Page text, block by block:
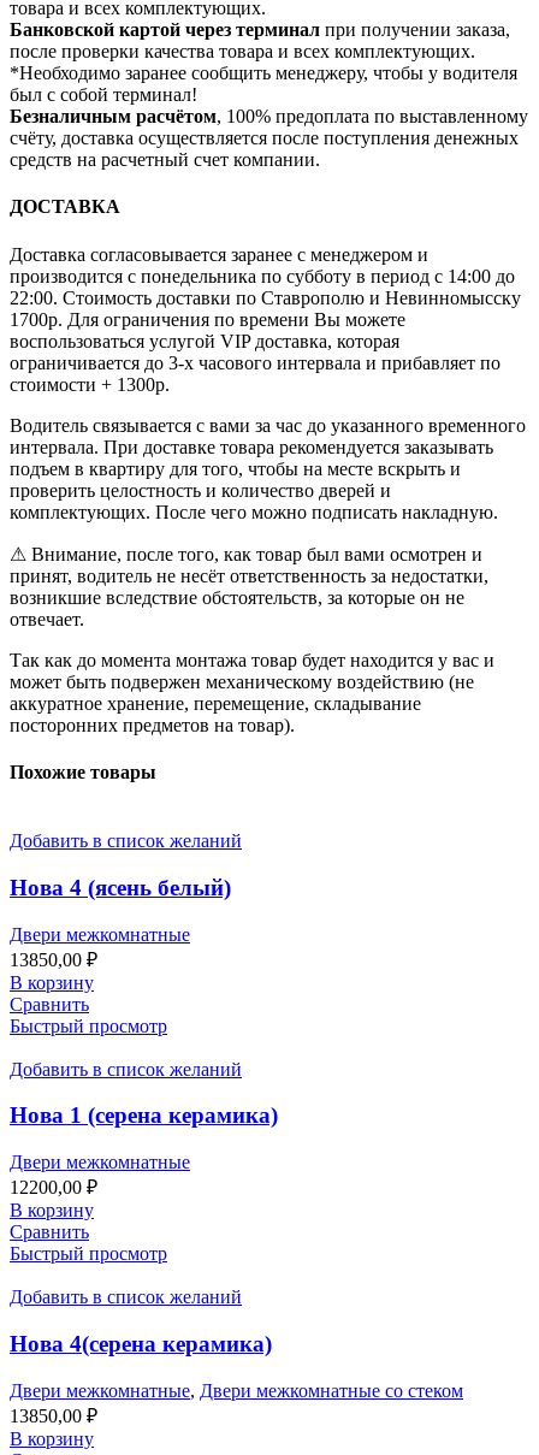
товара и всех комплектующих.
Банковской картой через терминал при получении заказа,
после проверки качества товара и всех комплектующих.
*Необходимо заранее сообщить менеджеру, чтобы у водителя
был с собой терминал!
Безналичным расчётом, 100% предоплата по выставленному
счёту, доставка осуществляется после поступления денежных
средств на расчетный счет компании.
ДОСТАВКА
Доставка согласовывается заранее с менеджером и
производится с понедельника по субботу в период с 14:00 до
22:00. Стоимость доставки по Ставрополю и Невинномысску
1700р. Для ограничения по времени Вы можете
воспользоваться услугой VIP доставка, которая
ограничивается до 3-х часового интервала и прибавляет по
стоимости + 1300р.
Водитель связывается с вами за час до указанного временного
интервала. При доставке товара рекомендуется заказывать
подъем в квартиру для того, чтобы на месте вскрыть и
проверить целостность и количество дверей и
комплектующих. После чего можно подписать накладную.
⚠ Внимание, после того, как товар был вами осмотрен и
принят, водитель не несёт ответственность за недостатки,
возникшие вследствие обстоятельств, за которые он не
отвечает.
Так как до момента монтажа товар будет находится у вас и
может быть подвержен механическому воздействию (не
аккуратное хранение, перемещение, складывание
посторонних предметов на товар).
Похожие товары
Добавить в список желаний
Нова 4 (ясень белый)
Двери межкомнатные
13850,00 ₽
В корзину
Сравнить
Быстрый просмотр
Добавить в список желаний
Нова 1 (серена керамика)
Двери межкомнатные
12200,00 ₽
В корзину
Сравнить
Быстрый просмотр
Добавить в список желаний
Нова 4(серена керамика)
Двери межкомнатные, Двери межкомнатные со стеком
13850,00 ₽
В корзину